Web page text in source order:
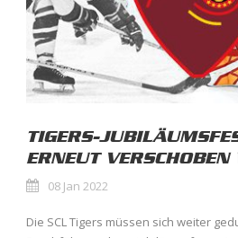
TIGERS-
ERNEUT VERSCHOBEN
08 Jan 2022
Die SCL Tigers müssen sich weiter